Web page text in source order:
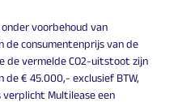
voorbehoud van
de consumentenprijs van de
de vermelde CO2-uitstoot zijn
€ 45.000,- exclusief BTW,
verplicht Multilease een